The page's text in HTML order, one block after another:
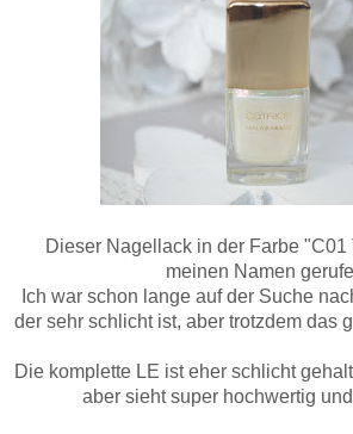
Dieser Nagellack in der Farbe "C01
meinen Namen
Ich war schon lange auf der Suche
der sehr schlicht ist, aber trotzdem das
Die komplette LE ist eher schlicht
aber sieht super hochwertig